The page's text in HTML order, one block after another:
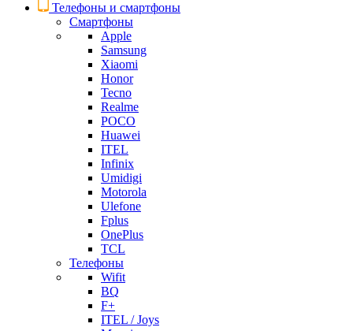
Телефоны и смартфоны
Смартфоны
Apple
Samsung
Xiaomi
Honor
Tecno
Realme
POCO
Huawei
ITEL
Infinix
Umidigi
Motorola
Ulefone
Fplus
OnePlus
TCL
Телефоны
Wifit
BQ
F+
ITEL / Joys